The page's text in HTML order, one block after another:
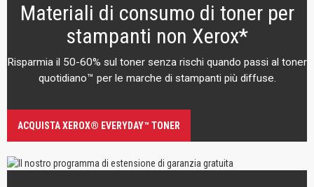
Materiali di consumo di toner per
stampanti non Xerox*
Risparmia il 50-60% sul toner senza rischi quando passi al toner
quotidiano™ per le marche di stampanti più diffuse.
ACQUISTA XEROX® EVERYDAY™ TONER